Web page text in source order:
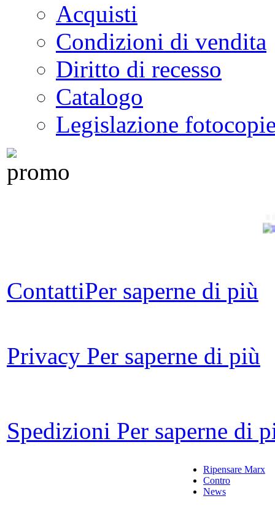
Acquisti
Condizioni di vendita
Diritto di recesso
Catalogo
Legislazione
ContattiPer saperne di più
Privacy Per saperne di più
Spedizioni Per saperne di
Ripensare Marx
Contro
News